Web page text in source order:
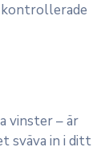
vinster – är
sväva in i ditt